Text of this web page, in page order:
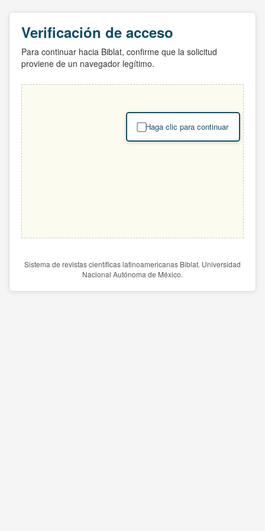
Verificación de acceso
Para continuar hacia Biblat, confirme que la solicitud
proviene de un navegador legítimo.
Haga clic para continuar
Sistema de revistas científicas latinoamericanas Biblat. Universidad
Nacional Autónoma de México.